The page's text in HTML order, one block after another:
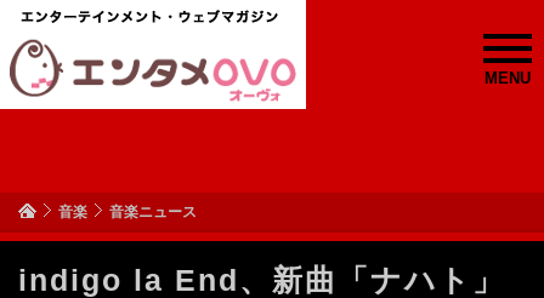
MENU
音楽 音楽ニュース
indigo la End、新曲「ナハト」